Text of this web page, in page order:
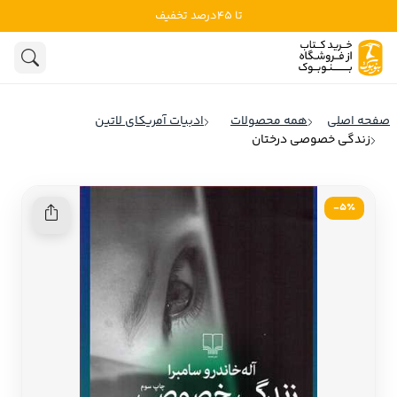
تا 45درصد تخفیف
ادبیات
روانشناسی
تاریخ و سیاست
ادبیات فرانسه
ادبیات ایتالیا
ادبیات روسیه
ادبیات آمریکای لاتین
ادبیات آلمان
ادبیات ترکیه
ادبیات آسیا
صفحه اصلی همه محصولات
ادبیات آمریکای لاتین
زندگی خصوصی درختان
5٪-